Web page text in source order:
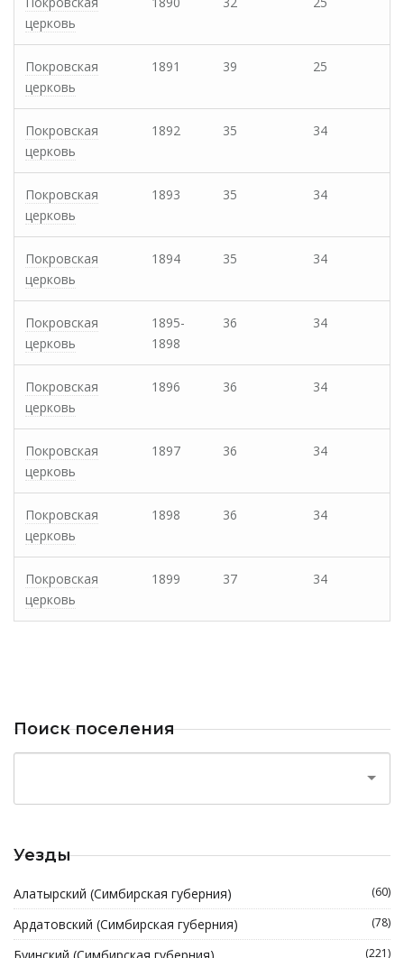
церковь
Покровская
церковь
1891 39 25
Покровская
церковь
1892 35 34
Покровская
церковь
1893 35 34
Покровская
церковь
1894 35 34
Покровская
церковь
1895-
1898
36 34
Покровская
церковь
1896 36 34
Покровская
церковь
1897 36 34
Покровская
церковь
1898 36 34
Покровская
церковь
1899 37 34
Поиск поселения
Уезды
Алатырский (Симбирская губерния) (60)
Ардатовский (Симбирская губерния) (78)
Буинский (Симбирская губерния) (221)